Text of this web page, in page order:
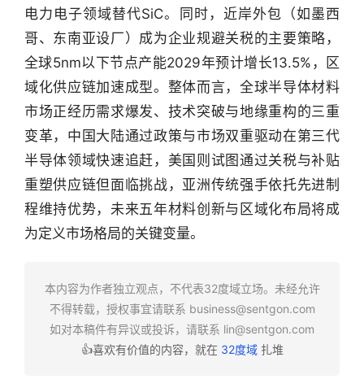
电力电子领域替代SiC。同时，近岸外包（如墨西
哥、东南亚设厂）成为企业规避关税的主要策略，
全球5nm以下节点产能2029年预计增长13.5%，区
域化供应链加速成型。整体而言，全球半导体材料
市场正经历需求爆发、技术突破与地缘重构的三重
变革，中国大陆通过政策与市场双重驱动在第三代
半导体领域快速追赶，美国则试图通过关税与补贴
重塑供应链但面临挑战，亚洲传统强手依托先进制
程维持优势，未来五年材料创新与区域化布局将成
为定义市场格局的关键变量。
本内容为作者独立观点，不代表32度域立场。未经允许
不得转载，授权事宜请联系 business@sentgon.com
如对本稿件有异议或投诉，请联系 lin@sentgon.com
👍喜欢有价值的内容，就在 32度域扎堆